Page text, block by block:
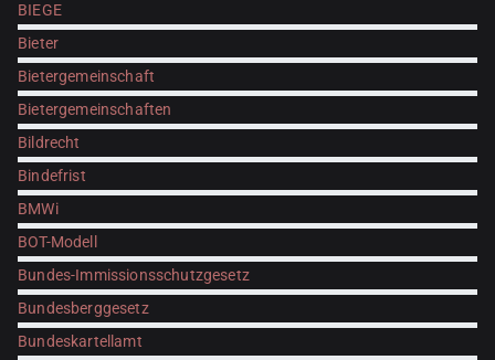
BIEGE
Bieter
Bietergemeinschaft
Bietergemeinschaften
Bildrecht
Bindefrist
BMWi
BOT-Modell
Bundes-Immissionsschutzgesetz
Bundesberggesetz
Bundeskartellamt